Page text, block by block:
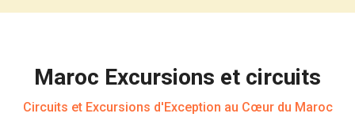
Maroc Excursions et circuits
Circuits et Excursions d'Exception au Cœur du Maroc